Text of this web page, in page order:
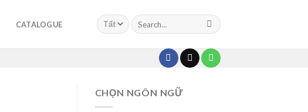
CATALOGUE
CHỌN NGÔN NGỮ